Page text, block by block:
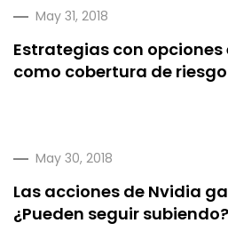
May 31, 2018
Estrategias con opciones
como cobertura de
May 30, 2018
Las acciones de Nvidia
¿Pueden seguir subiendo?